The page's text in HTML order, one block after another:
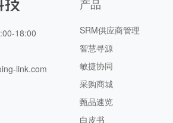
18:00
link.com
产品
SRM供应商管理
智慧寻源
敏捷协同
采购商城
甄品速览
白皮书